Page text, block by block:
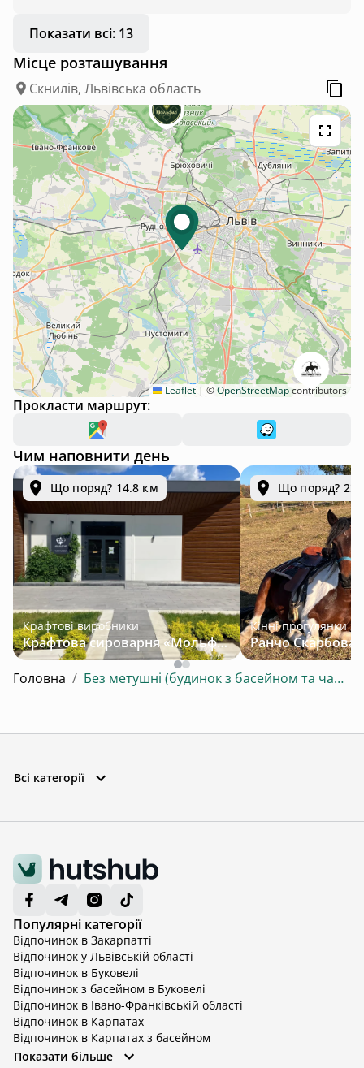
Показати всі: 13
Місце розташування
Скнилів, Львівська область
Leaflet | ©OpenStreetMapcontributors
Прокласти маршрут:
Чим наповнити день
Що поряд? 14.8 км
Крафтові виробники
Крафтова сироварня «Мольфар»
Що поряд?
Кінні прогулянки
Головна / Без метушні (будинок з басейном та чаном)
Всі категорії
Популярні категорії
Відпочинок в Закарпатті
Відпочинок у Львівській області
Відпочинок в Буковелі
Відпочинок з басейном в Буковелі
Відпочинок в Івано-Франківській області
Відпочинок в Карпатах
Відпочинок в Карпатах з басейном
Відпочинок в Київській області
Показати більше